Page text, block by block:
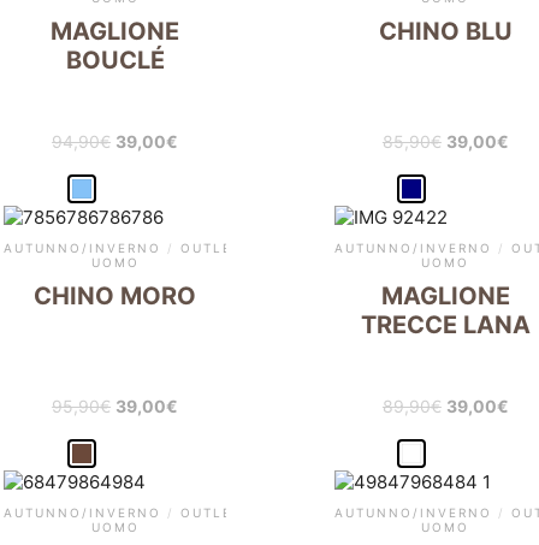
CHINO BLU
85,90€ 39,00€
MAGLIONE
BOUCLÉ
94,90€ 39,00€
AUTUNNO/INVERNO /
UOMO
MAGLIONE
TRECCE LANA
89,90€ 39,00€
AUTUNNO/INVERNO / OUTLET
UOMO
CHINO MORO
95,90€ 39,00€
AUTUNNO/INVERNO /
UOMO
AUTUNNO/INVERNO / OUTLET
UOMO